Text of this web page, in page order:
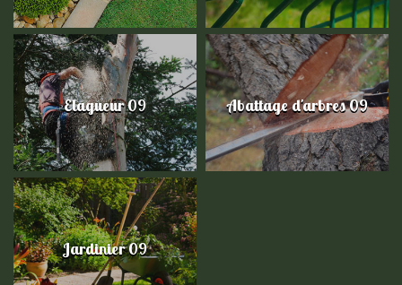
Elagueur 09 Abattage d'arbres 09
Jardinier 09